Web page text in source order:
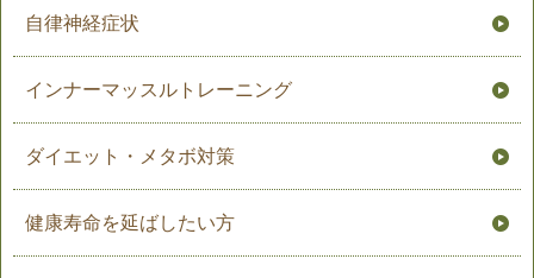
自律神経症状
インナーマッスルトレーニング
ダイエット・メタボ対策
健康寿命を延ばしたい方